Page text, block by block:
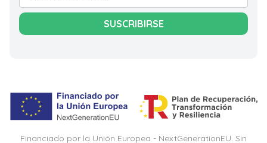
SUSCRIBIRSE
Financiado por la Unión Europea - NextGenerationEU. Sin